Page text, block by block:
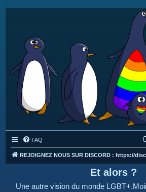
FAQ
REJOIGNEZ NOUS SUR DISCORD : https://
Et alors ?
Une autre vision du monde